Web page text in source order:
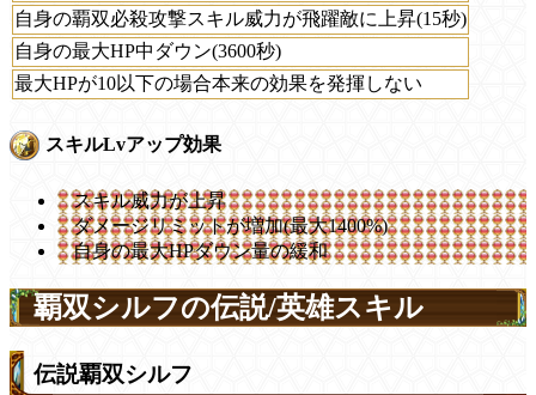
自身の覇双必殺攻撃スキル威力が飛躍敵に上昇(15秒)
自身の最大HP中ダウン(3600秒)
最大HPが10以下の場合本来の効果を発揮しない
スキルLvアップ効果
スキル威力が上昇
ダメージリミットが増加(最大1400%)
自身の最大HPダウン量の緩和
覇双シルフの伝説/英雄スキル
伝説覇双シルフ